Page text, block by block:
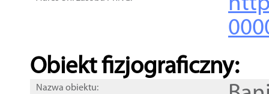
Obiekt fizjograficzny:
Nazwa obiektu: